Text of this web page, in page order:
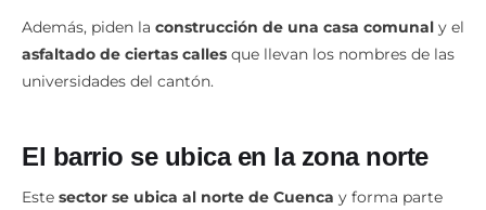
Además, piden la construcción de una casa comunal y el
asfaltado de ciertas calles que llevan los nombres de las
universidades del cantón.
El barrio se ubica en la zona norte
Este sector se ubica al norte de Cuenca y forma parte